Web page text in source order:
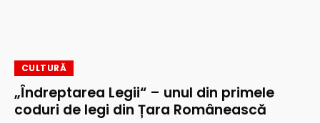
CULTURĂ
„Îndreptarea Legii“ – unul din primele
coduri de legi din Țara Românească